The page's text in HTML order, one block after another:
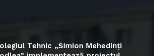
Tehnic „Simion Mehedinți